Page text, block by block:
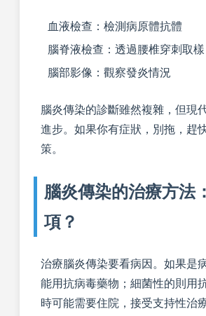
血液檢查：檢測病原體抗體
腦脊液檢查：透過腰椎穿刺取樣
腦部影像：觀察發炎情況
腦炎傳染的診斷雖然複雜，但現
進步。如果你有症狀，別拖，趕
策。
腦炎傳染的治療方法
項？
治療腦炎傳染要看病因。如果是
能用抗病毒藥物；細菌性的則用
時可能需要住院，接受支持性治